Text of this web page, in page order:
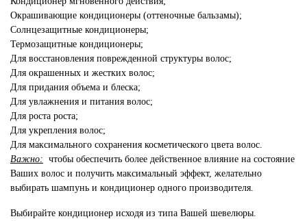
Окрашивающие кондиционеры (оттеночные бальзамы);
Солнцезащитные кондиционеры;
Термозащитные кондиционеры;
Для восстановления поврежденной структуры волос;
Для окрашенных и жестких волос;
Для придания объема и блеска;
Для увлажнения и питания волос;
Для роста роста;
Для укрепления волос;
Для максимального сохранения косметического цвета волос.
Важно: чтобы обеспечить более действенное влияние на состояние
Ваших волос и получить максимальный эффект, желательно
выбирать шампунь и кондиционер одного производителя.
Выбирайте кондиционер исходя из типа Вашей шевелюры.